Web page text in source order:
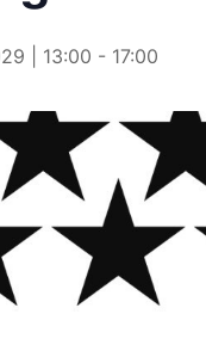
| 13:00 - 17:00